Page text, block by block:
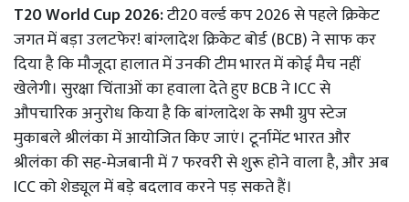
T20 World Cup 2026:टी20 वर्ल्ड कप 2026 से पहले क्रिकेट
जगत में बड़ा उलटफेर! बांग्लादेश क्रिकेट बोर्ड (BCB) ने साफ कर
दिया है कि मौजूदा हालात में उनकी टीम भारत में कोई मैच नहीं
खेलेगी। सुरक्षा चिंताओं का हवाला देते हुए BCB ने ICC से
औपचारिक अनुरोध किया है कि बांग्लादेश के सभी ग्रुप स्टेज
मुकाबले श्रीलंका में आयोजित किए जाएं। टूर्नामेंट भारत और
श्रीलंका की सह-मेजबानी में 7 फरवरी से शुरू होने वाला है, और अब
ICC को शेड्यूल में बड़े बदलाव करने पड़ सकते हैं।